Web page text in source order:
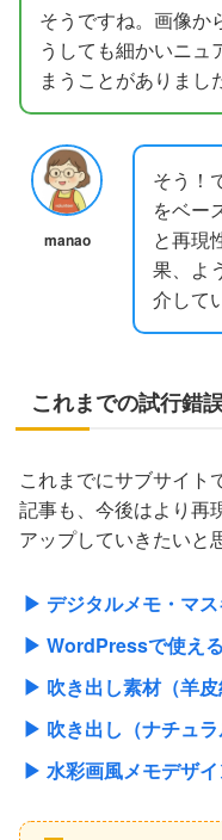
そうですね。画像か
うしても細かいニュ
まうことがありまし
manao
そう！
をベー
と再現
果、よ
介して
これまでの試行錯
これまでにサブサイト
記事も、今後はより再
アップしていきたいと
▶ デジタルメモ・マ
▶ WordPressで使え
▶ 吹き出し素材（羊皮
▶ 吹き出し（ナチュラ
▶ 水彩画風メモデザ